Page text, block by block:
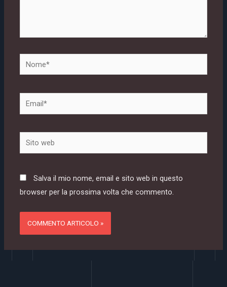
Nome*
Email*
Sito
web
Salva il mio nome, email e sito web in questo
browser per la prossima volta che commento.